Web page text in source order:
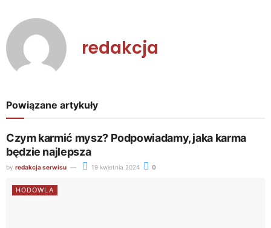
redakcja
Powiązane artykuły
Czym karmić mysz? Podpowiadamy, jaka karma
będzie najlepsza
by redakcja serwisu 19 kwietnia 2024 0
HODOWLA